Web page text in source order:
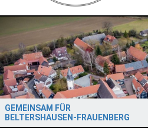
GEMEINSAM FÜR
BELTERSHAUSEN-FRAUENBERG